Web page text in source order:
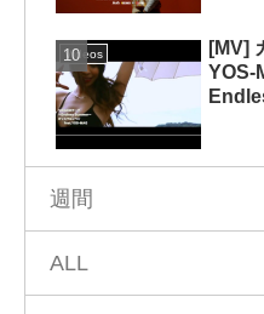
Videos
[MV]
YOS-
週間
ALL